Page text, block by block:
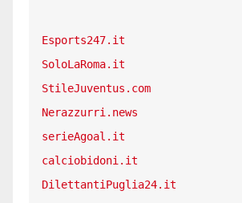
Esports247.it
SoloLaRoma.it
StileJuventus.com
Nerazzurri.news
serieAgoal.it
calciobidoni.it
DilettantiPuglia24.it